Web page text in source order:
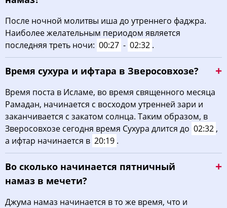
30, Вс 03:19 05:28 12:29 16:14 19:28
03:22 12:28 16:13
После ночной молитвы иша до утреннего фаджра.
Наиболее желательным периодом является
последняя треть ночи: 00:27 - 02:32 .
Время сухура и ифтара в Зверосовхозе?
Время поста в Исламе, во время священного месяца
Рамадан, начинается с восходом утренней зари и
заканчивается с закатом солнца. Таким образом, в
Зверосовхозе сегодня время Сухура длится до 02:32 ,
а ифтар начинается в 20:19 .
Во сколько начинается пятничный
намаз в мечети?
Джума намаз начинается в то же время, что и